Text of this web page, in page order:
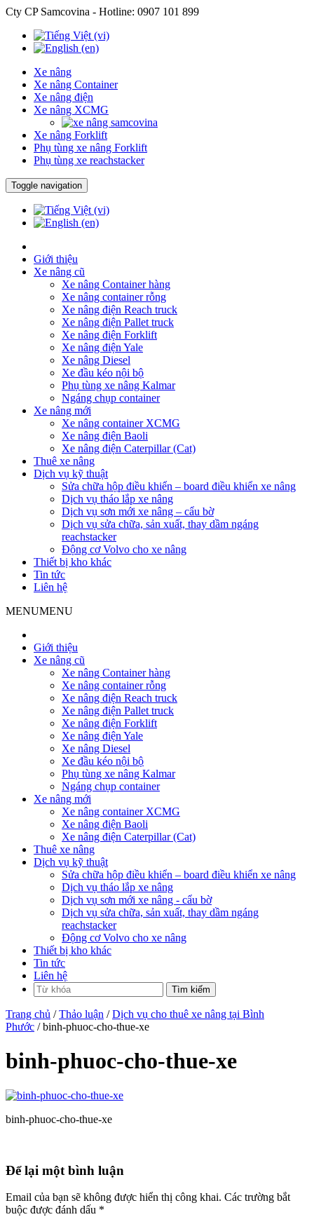
Cty CP Samcovina - Hotline: 0907 101 899
Xe nâng
Xe nâng Container
Xe nâng điện
Xe nâng XCMG
Xe nâng Forklift
Phụ tùng xe nâng Forklift
Phụ tùng xe reachstacker
Toggle navigation
Giới thiệu
Xe nâng cũ
Xe nâng Container hàng
Xe nâng container rỗng
Xe nâng điện Reach truck
Xe nâng điện Pallet truck
Xe nâng điện Forklift
Xe nâng điện Yale
Xe nâng Diesel
Xe đầu kéo nội bộ
Phụ tùng xe nâng Kalmar
Ngáng chụp container
Xe nâng mới
Xe nâng container XCMG
Xe nâng điện Baoli
Xe nâng điện Caterpillar (Cat)
Thuê xe nâng
Dịch vụ kỹ thuật
Sửa chữa hộp điều khiển – board điều khiển xe nâng
Dịch vụ tháo lắp xe nâng
Dịch vụ sơn mới xe nâng – cẩu bờ
Dịch vụ sửa chữa, sản xuất, thay dầm ngáng
reachstacker
Động cơ Volvo cho xe nâng
Thiết bị kho khác
Tin tức
Liên hệ
MENUMENU
Giới thiệu
Xe nâng cũ
Xe nâng Container hàng
Xe nâng container rỗng
Xe nâng điện Reach truck
Xe nâng điện Pallet truck
Xe nâng điện Forklift
Xe nâng điện Yale
Xe nâng Diesel
Xe đầu kéo nội bộ
Phụ tùng xe nâng Kalmar
Ngáng chụp container
Xe nâng mới
Xe nâng container XCMG
Xe nâng điện Baoli
Xe nâng điện Caterpillar (Cat)
Thuê xe nâng
Dịch vụ kỹ thuật
Sửa chữa hộp điều khiển – board điều khiển xe nâng
Dịch vụ tháo lắp xe nâng
Dịch vụ sơn mới xe nâng - cẩu bờ
Dịch vụ sửa chữa, sản xuất, thay dầm ngáng
reachstacker
Động cơ Volvo cho xe nâng
Thiết bị kho khác
Tin tức
Liên hệ
Trang chủ /Thảo luận /Dịch vụ cho thuê xe nâng tại Bình
Phước / binh-phuoc-cho-thue-xe
binh-phuoc-cho-thue-xe
binh-phuoc-cho-thue-xe
Để lại một bình luận
Email của bạn sẽ không được hiển thị công khai. Các trường bắt
buộc được đánh dấu *